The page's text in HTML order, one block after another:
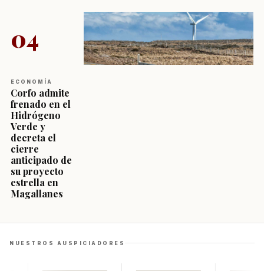
04
ECONOMÍA
Corfo admite
frenado en el
Hidrógeno
Verde y
decreta el
cierre
anticipado de
su proyecto
estrella en
Magallanes
NUESTROS AUSPICIADORES